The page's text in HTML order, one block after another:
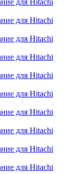
для Hitachi
для Hitachi
для Hitachi
для Hitachi
для Hitachi
для Hitachi
для Hitachi
для Hitachi
для Hitachi
для Hitachi